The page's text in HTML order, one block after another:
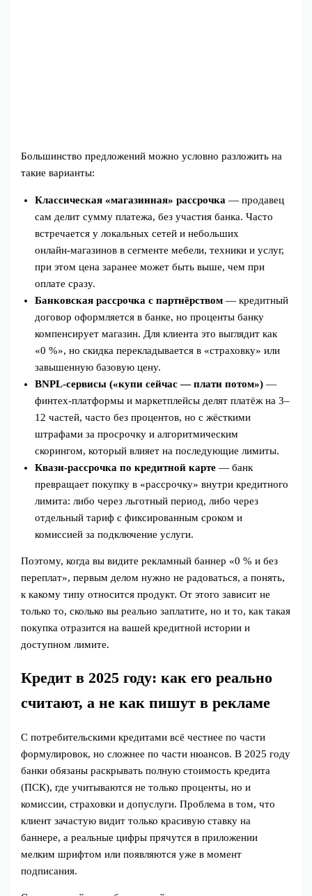
Большинство предложений можно условно разложить на
такие варианты:
Классическая «магазинная» рассрочка — продавец
сам делит сумму платежа, без участия банка. Часто
встречается у локальных сетей и небольших
онлайн‑магазинов в сегменте мебели, техники и услуг,
при этом цена заранее может быть выше, чем при
оплате сразу.
Банковская рассрочка с партнёрством — кредитный
договор оформляется в банке, но проценты банку
компенсирует магазин. Для клиента это выглядит как
«0 %», но скидка перекладывается в «страховку» или
завышенную базовую цену.
BNPL‑сервисы («купи сейчас — плати потом») —
финтех‑платформы и маркетплейсы делят платёж на 3–
12 частей, часто без процентов, но с жёсткими
штрафами за просрочку и алгоритмическим
скорингом, который влияет на последующие лимиты.
Квази‑рассрочка по кредитной карте — банк
превращает покупку в «рассрочку» внутри кредитного
лимита: либо через льготный период, либо через
отдельный тариф с фиксированным сроком и
комиссией за подключение услуги.
Поэтому, когда вы видите рекламный баннер «0 % и без
переплат», первым делом нужно не радоваться, а понять,
к какому типу относится продукт. От этого зависит не
только то, сколько вы реально заплатите, но и то, как такая
покупка отразится на вашей кредитной истории и
доступном лимите.
Кредит в 2025 году: как его реально
считают, а не как пишут в рекламе
С потребительскими кредитами всё честнее по части
формулировок, но сложнее по части нюансов. В 2025 году
банки обязаны раскрывать полную стоимость кредита
(ПСК), где учитываются не только проценты, но и
комиссии, страховки и допуслуги. Проблема в том, что
клиент зачастую видит только красивую ставку на
баннере, а реальные цифры прячутся в приложении
мелким шрифтом или появляются уже в момент
подписания.